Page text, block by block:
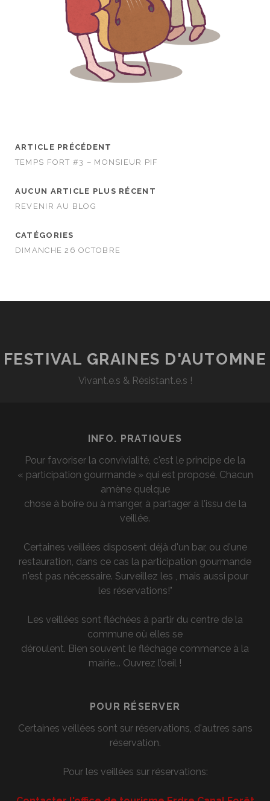
ARTICLE PRÉCÉDENT
TEMPS FORT #3 – MONSIEUR PIF
AUCUN ARTICLE PLUS RÉCENT
REVENIR AU BLOG
CATÉGORIES
DIMANCHE 26 OCTOBRE
FESTIVAL GRAINES D'AUTOMNE
Vivant.e.s & Résistant.e.s !
INFO. PRATIQUES
Pour favoriser la convivialité, c'est le principe de la
« participation gourmande » qui est proposé. Chacun
amène quelque
chose à boire ou à manger, à partager à l'issu de la
veillée.
Certaines veillées disposent déjà d'un bar, ou d'une
restauration, dans ce cas la participation gourmande
n'est pas nécessaire. Surveillez les , mais aussi pour
les réservations!"
Les veillées sont fléchées à partir du centre de la
commune où elles se
déroulent. Bien souvent le fléchage commence à la
mairie... Ouvrez l’oeil !
POUR RÉSERVER
Certaines veillées sont sur réservations, d'autres sans
réservation.
Pour les veillées sur réservations: